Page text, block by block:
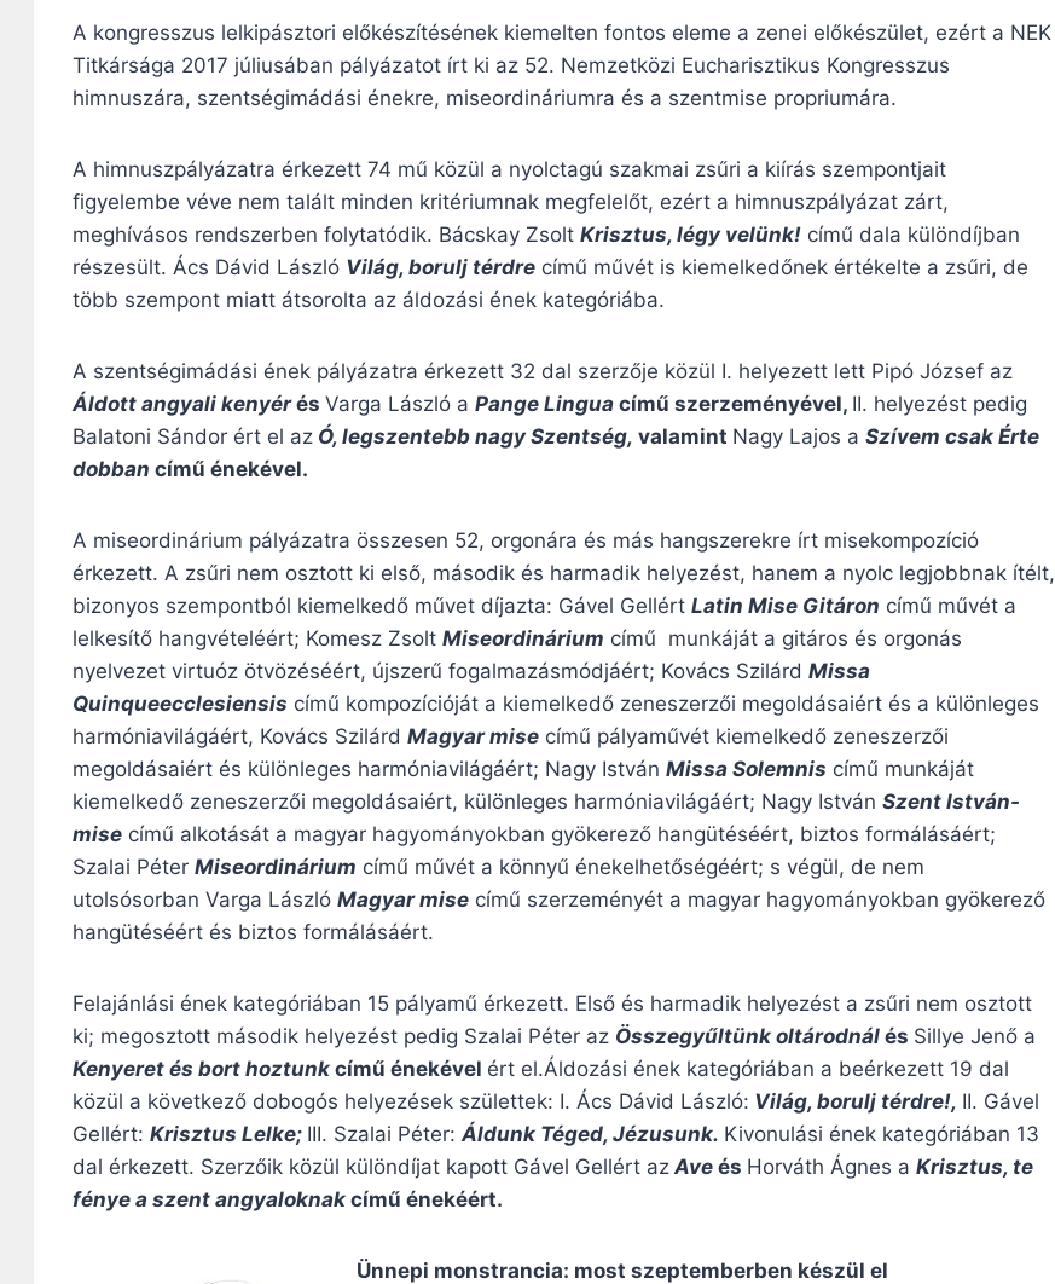
A kongresszus lelkipásztori előkészítésének kiemelten fontos eleme a zenei előkészület, ezért a NEK
Titkársága 2017 júliusában pályázatot írt ki az 52. Nemzetközi Eucharisztikus Kongresszus
himnuszára, szentségimádási énekre, miseordináriumra és a szentmise propriumára.
A himnuszpályázatra érkezett 74 mű közül a nyolctagú szakmai zsűri a kiírás szempontjait
figyelembe véve nem talált minden kritériumnak megfelelőt, ezért a himnuszpályázat zárt,
meghívásos rendszerben folytatódik. Bácskay Zsolt Krisztus, légy velünk! című dala különdíjban
részesült. Ács Dávid László Világ, borulj térdre című művét is kiemelkedőnek értékelte a zsűri, de
több szempont miatt átsorolta az áldozási ének kategóriába.
A szentségimádási ének pályázatra érkezett 32 dal szerzője közül I. helyezett lett Pipó József az
Áldott angyali kenyérés Varga László a Pange Lingua című szerzeményével, II. helyezést pedig
Balatoni Sándor ért el az Ó, legszentebb nagy Szentség, valamint Nagy Lajos a Szívem csak Érte
dobban című énekével.
A miseordinárium pályázatra összesen 52, orgonára és más hangszerekre írt misekompozíció
érkezett. A zsűri nem osztott ki első, második és harmadik helyezést, hanem a nyolc legjobbnak ítélt,
bizonyos szempontból kiemelkedő művet díjazta: Gável Gellért Latin Mise Gitáron című művét a
lelkesítő hangvételéért; Komesz Zsolt Miseordinárium című munkáját a gitáros és orgonás
nyelvezet virtuóz ötvözéséért, újszerű fogalmazásmódjáért; Kovács Szilárd Missa
Quinqueecclesiensis című kompozícióját a kiemelkedő zeneszerzői megoldásaiért és a különleges
harmóniavilágáért, Kovács Szilárd Magyar mise című pályaművét kiemelkedő zeneszerzői
megoldásaiért és különleges harmóniavilágáért; Nagy István Missa Solemnis című munkáját
kiemelkedő zeneszerzői megoldásaiért, különleges harmóniavilágáért; Nagy István Szent István-
mise című alkotását a magyar hagyományokban gyökerező hangütéséért, biztos formálásáért;
Szalai Péter Miseordinárium című művét a könnyű énekelhetőségéért; s végül, de nem
utolsósorban Varga László Magyar mise című szerzeményét a magyar hagyományokban gyökerező
hangütéséért és biztos formálásáért.
Felajánlási ének kategóriában 15 pályamű érkezett. Első és harmadik helyezést a zsűri nem osztott
ki; megosztott második helyezést pedig Szalai Péter az Összegyűltünk oltárodnál és Sillye Jenő a
Kenyeret és bort hoztunk című énekével ért el.Áldozási ének kategóriában a beérkezett 19 dal
közül a következő dobogós helyezések születtek: I. Ács Dávid László: Világ, borulj térdre!, II. Gável
Gellért: Krisztus Lelke; III. Szalai Péter: Áldunk Téged, Jézusunk. Kivonulási ének kategóriában 13
dal érkezett. Szerzőik közül különdíjat kapott Gável Gellért az Ave és Horváth Ágnes a Krisztus, te
fénye a szent angyaloknak című énekéért.
Ünnepi monstrancia: most szeptemberben készül el